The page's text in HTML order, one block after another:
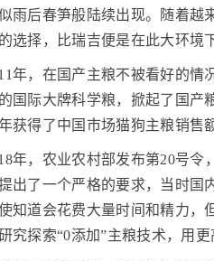
雨后春笋般陆续出现。随着越
选择，比瑞吉便是在此大环境
年，在国产主粮不被看好的
国际大牌科学粮，掀起了国产
获得了中国市场猫狗主粮销售
年，农业农村部发布第20号
出了一个严格的要求，当时
知道会花费大量时间和精力，
究探索“0添加”主粮技术，用更